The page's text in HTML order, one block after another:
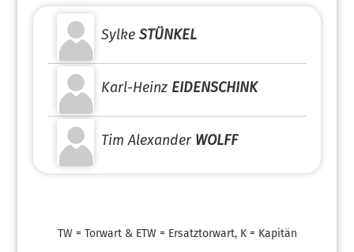
Sylke STÜNKEL
Karl-Heinz EIDENSCHINK
Tim Alexander WOLFF
TW = Torwart & ETW = Ersatztorwart, K = Kapitän